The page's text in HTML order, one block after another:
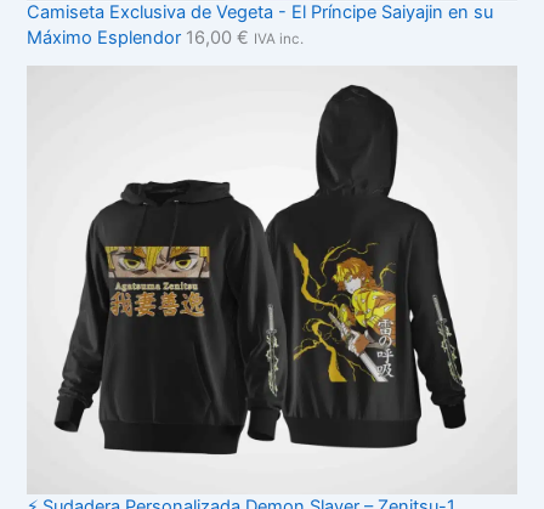
Camiseta Exclusiva de Vegeta - El Príncipe Saiyajin en su
Máximo Esplendor 16,00€ IVA inc.